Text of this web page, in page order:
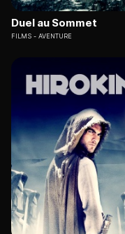
Duel au Sommet
FILMS AVENTURE